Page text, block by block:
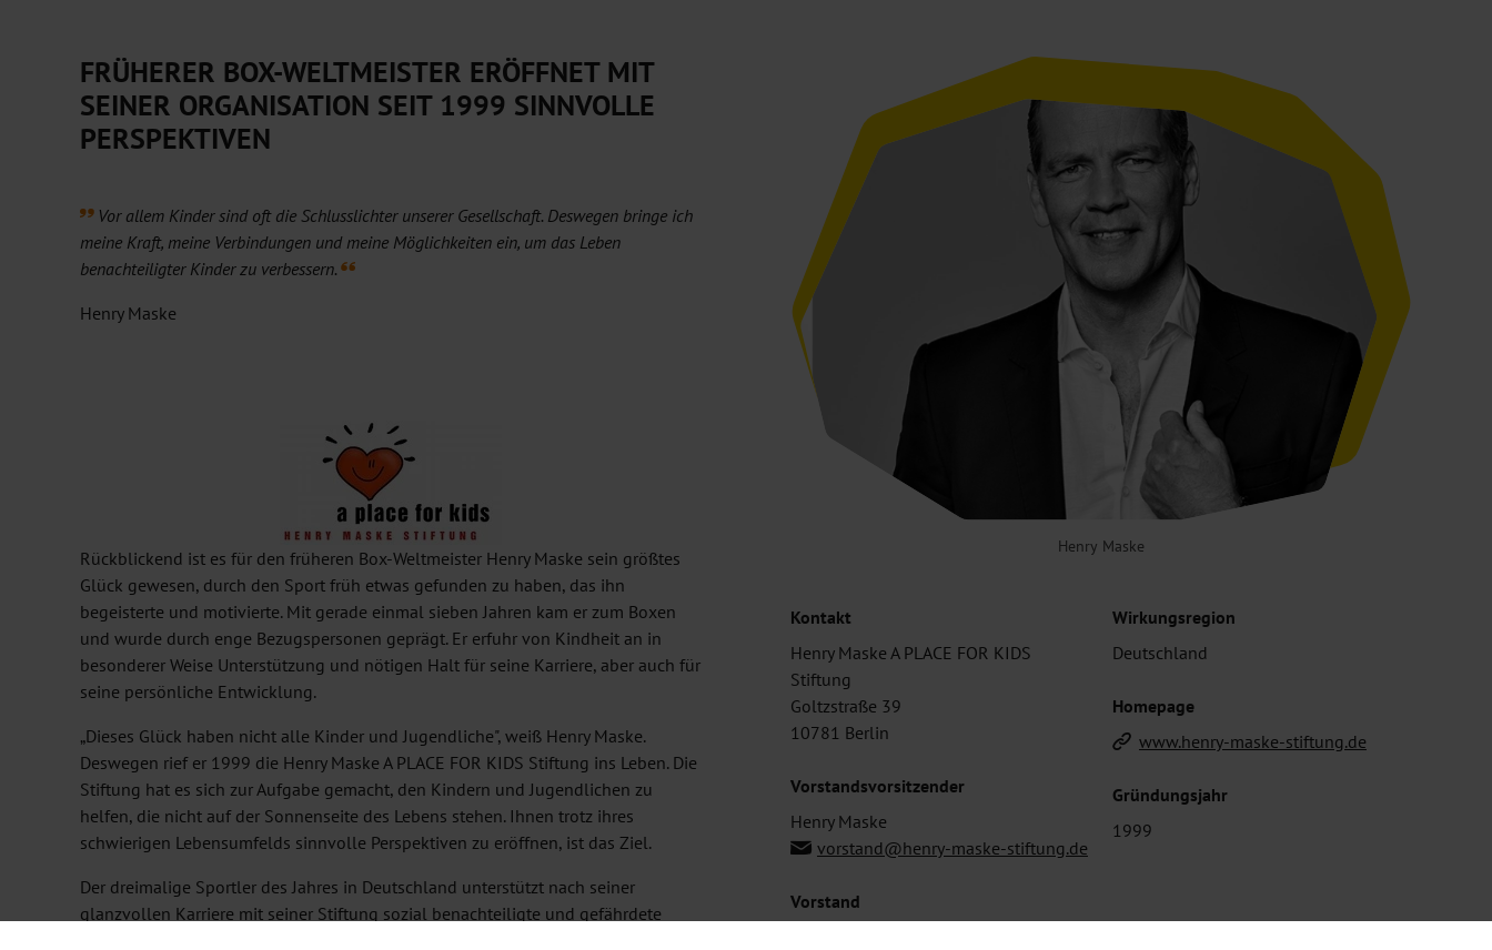
FRÜHERER BOX-WELTMEISTER ERÖFFNET MIT
SEINER ORGANISATION SEIT 1999 SINNVOLLE
PERSPEKTIVEN
Vor allem Kinder sind oft die Schlusslichter unserer Gesellschaft. Deswegen bringe ich
meine Kraft, meine Verbindungen und meine Möglichkeiten ein, um das Leben
benachteiligter Kinder zu verbessern.
Henry Maske
Rückblickend ist es für den früheren Box-Weltmeister Henry Maske sein größtes
Glück gewesen, durch den Sport früh etwas gefunden zu haben, das ihn
begeisterte und motivierte. Mit gerade einmal sieben Jahren kam er zum Boxen
und wurde durch enge Bezugspersonen geprägt. Er erfuhr von Kindheit an in
besonderer Weise Unterstützung und nötigen Halt für seine Karriere, aber auch für
seine persönliche Entwicklung.
„Dieses Glück haben nicht alle Kinder und Jugendliche", weiß Henry Maske.
Deswegen rief er 1999 die Henry Maske A PLACE FOR KIDS Stiftung ins Leben. Die
Stiftung hat es sich zur Aufgabe gemacht, den Kindern und Jugendlichen zu
helfen, die nicht auf der Sonnenseite des Lebens stehen. Ihnen trotz ihres
schwierigen Lebensumfelds sinnvolle Perspektiven zu eröffnen, ist das Ziel.
Der dreimalige Sportler des Jahres in Deutschland unterstützt nach seiner
glanzvollen Karriere mit seiner Stiftung sozial benachteiligte und gefährdete
Henry Maske
Kontakt
Henry Maske A PLACE FOR KIDS
Stiftung
Goltzstraße 39
10781 Berlin
Vorstandsvorsitzender
Henry Maske
vorstand@henry-maske-stiftung.de
Vorstand
Wirkungsregion
Deutschland
Homepage
www.henry-maske-stiftung.de
Gründungsjahr
1999